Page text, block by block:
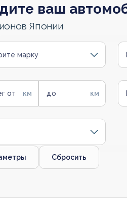
ваш
Японии
марку
от до
Сбросить